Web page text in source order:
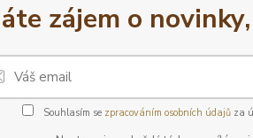
zájem o
Souhlasím se zpracováním osobních údajůza